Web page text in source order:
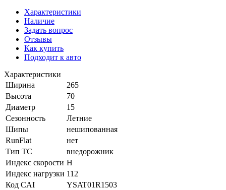
Характеристики
Наличие
Задать вопрос
Отзывы
Как купить
Подходит к авто
Характеристики
Ширина
265
Высота
70
Диаметр
15
Сезонность
Летние
Шипы
нешипованная
RunFlat
нет
Тип ТС
внедорожник
Индекс скорости H
Индекс нагрузки 112
Код CAI
YSAT01R1503